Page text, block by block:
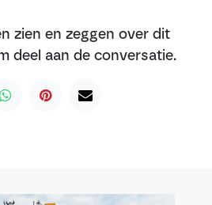
zien en zeggen over dit
deel aan de conversatie.